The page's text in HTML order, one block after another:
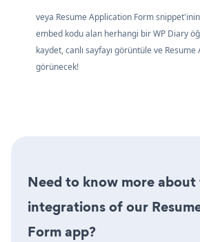
veya Resume Application Form
embed kodu alan herhangi bir WP Diary
kaydet, canlı sayfayı görüntüle ve
görünecek!
Need to know more
integrations of our
Form app?